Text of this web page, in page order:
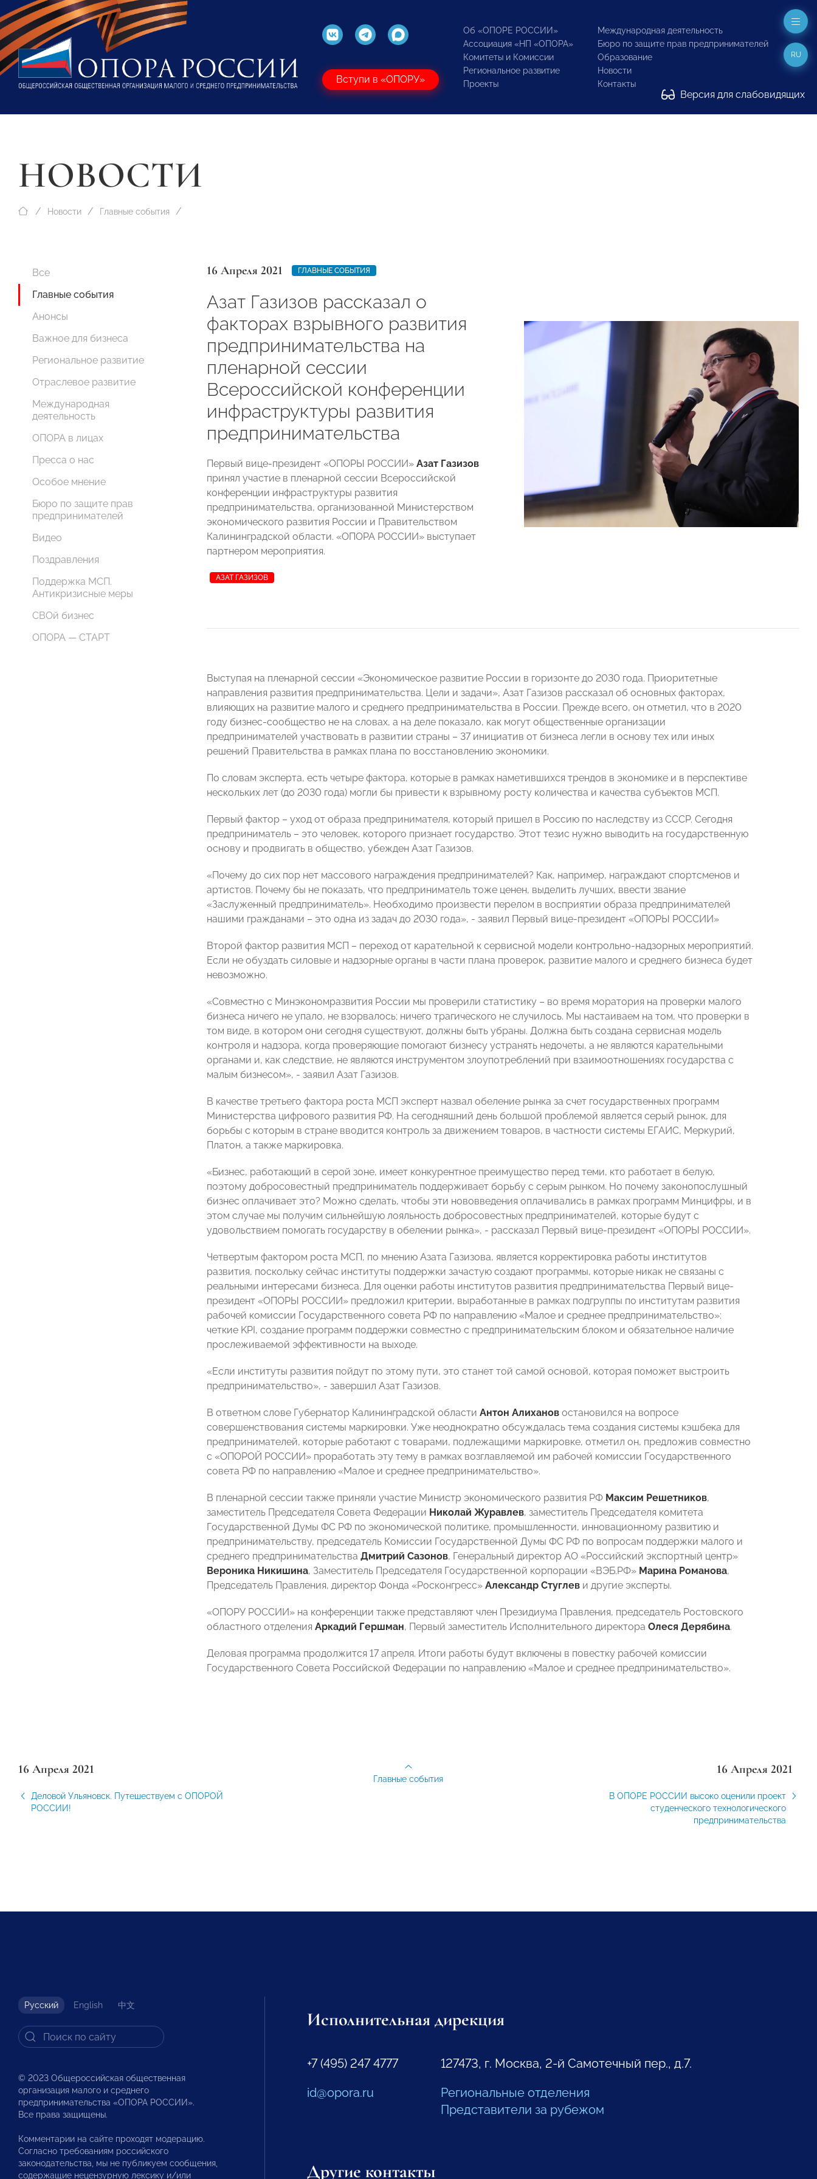
Вступи в «ОПОРУ»
Об «ОПОРЕ РОССИИ»
Ассоциация «НП «ОПОРА»
Комитеты и Комиссии
Региональное развитие
Проекты
Международная деятельность
Бюро по защите прав предпринимателей
Образование
Новости
Контакты
Версия для слабовидящих
RU
НОВОСТИ
Новости Главные события
Все
Главные события
Анонсы
Важное для бизнеса
Региональное развитие
Отраслевое развитие
Международная
деятельность
ОПОРА в лицах
Пресса о нас
Особое мнение
Бюро по защите прав
предпринимателей
Видео
Поздравления
Поддержка МСП.
Антикризисные меры
СВОй бизнес
ОПОРА — СТАРТ
16 Апреля 2021 ГЛАВНЫЕ СОБЫТИЯ
Азат Газизов рассказал о
факторах взрывного развития
предпринимательства на
пленарной сессии
Всероссийской конференции
инфраструктуры развития
предпринимательства
Первый вице-президент «ОПОРЫ РОССИИ» Азат Газизов
принял участие в пленарной сессии Всероссийской
конференции инфраструктуры развития
предпринимательства, организованной Министерством
экономического развития России и Правительством
Калининградской области. «ОПОРА РОССИИ» выступает
партнером мероприятия.
АЗАТ ГАЗИЗОВ
Выступая на пленарной сессии «Экономическое развитие России в горизонте до 2030 года. Приоритетные
направления развития предпринимательства. Цели и задачи», Азат Газизов рассказал об основных факторах,
влияющих на развитие малого и среднего предпринимательства в России. Прежде всего, он отметил, что в 2020
году бизнес-сообщество не на словах, а на деле показало, как могут общественные организации
предпринимателей участвовать в развитии страны – 37 инициатив от бизнеса легли в основу тех или иных
решений Правительства в рамках плана по восстановлению экономики.
По словам эксперта, есть четыре фактора, которые в рамках наметившихся трендов в экономике и в перспективе
нескольких лет (до 2030 года) могли бы привести к взрывному росту количества и качества субъектов МСП.
Первый фактор – уход от образа предпринимателя, который пришел в Россию по наследству из СССР. Сегодня
предприниматель – это человек, которого признает государство. Этот тезис нужно выводить на государственную
основу и продвигать в общество, убежден Азат Газизов.
«Почему до сих пор нет массового награждения предпринимателей? Как, например, награждают спортсменов и
артистов. Почему бы не показать, что предприниматель тоже ценен, выделить лучших, ввести звание
«Заслуженный предприниматель». Необходимо произвести перелом в восприятии образа предпринимателей
нашими гражданами – это одна из задач до 2030 года», - заявил Первый вице-президент «ОПОРЫ РОССИИ»
Второй фактор развития МСП – переход от карательной к сервисной модели контрольно-надзорных мероприятий.
Если не обуздать силовые и надзорные органы в части плана проверок, развитие малого и среднего бизнеса будет
невозможно.
«Совместно с Минэкономразвития России мы проверили статистику – во время моратория на проверки малого
бизнеса ничего не упало, не взорвалось; ничего трагического не случилось. Мы настаиваем на том, что проверки в
том виде, в котором они сегодня существуют, должны быть убраны. Должна быть создана сервисная модель
контроля и надзора, когда проверяющие помогают бизнесу устранять недочеты, а не являются карательными
органами и, как следствие, не являются инструментом злоупотреблений при взаимоотношениях государства с
малым бизнесом», - заявил Азат Газизов.
В качестве третьего фактора роста МСП эксперт назвал обеление рынка за счет государственных программ
Министерства цифрового развития РФ. На сегодняшний день большой проблемой является серый рынок, для
борьбы с которым в стране вводится контроль за движением товаров, в частности системы ЕГАИС, Меркурий,
Платон, а также маркировка.
«Бизнес, работающий в серой зоне, имеет конкурентное преимущество перед теми, кто работает в белую,
поэтому добросовестный предприниматель поддерживает борьбу с серым рынком. Но почему законопослушный
бизнес оплачивает это? Можно сделать, чтобы эти нововведения оплачивались в рамках программ Минцифры, и в
этом случае мы получим сильнейшую лояльность добросовестных предпринимателей, которые будут с
удовольствием помогать государству в обелении рынка», - рассказал Первый вице-президент «ОПОРЫ РОССИИ».
Четвертым фактором роста МСП, по мнению Азата Газизова, является корректировка работы институтов
развития, поскольку сейчас институты поддержки зачастую создают программы, которые никак не связаны с
реальными интересами бизнеса. Для оценки работы институтов развития предпринимательства Первый вице-
президент «ОПОРЫ РОССИИ» предложил критерии, выработанные в рамках подгруппы по институтам развития
рабочей комиссии Государственного совета РФ по направлению «Малое и среднее предпринимательство»:
четкие KPI, создание программ поддержки совместно с предпринимательским блоком и обязательное наличие
прослеживаемой эффективности на выходе.
«Если институты развития пойдут по этому пути, это станет той самой основой, которая поможет выстроить
предпринимательство», - завершил Азат Газизов.
В ответном слове Губернатор Калининградской области Антон Алиханов остановился на вопросе
совершенствования системы маркировки. Уже неоднократно обсуждалась тема создания системы кэшбека для
предпринимателей, которые работают с товарами, подлежащими маркировке, отметил он, предложив совместно
с «ОПОРОЙ РОССИИ» проработать эту тему в рамках возглавляемой им рабочей комиссии Государственного
совета РФ по направлению «Малое и среднее предпринимательство».
В пленарной сессии также приняли участие Министр экономического развития РФ Максим Решетников,
заместитель Председателя Совета Федерации Николай Журавлев, заместитель Председателя комитета
Государственной Думы ФС РФ по экономической политике, промышленности, инновационному развитию и
предпринимательству, председатель Комиссии Государственной Думы ФС РФ по вопросам поддержки малого и
среднего предпринимательства Дмитрий Сазонов, Генеральный директор АО «Российский экспортный центр»
Вероника Никишина, Заместитель Председателя Государственной корпорации «ВЭБ.РФ» Марина Романова,
Председатель Правления, директор Фонда «Росконгресс» Александр Стуглев и другие эксперты.
«ОПОРУ РОССИИ» на конференции также представляют член Президиума Правления, председатель Ростовского
областного отделения Аркадий Гершман, Первый заместитель Исполнительного директора Олеся Дерябина.
Деловая программа продолжится 17 апреля. Итоги работы будут включены в повестку рабочей комиссии
Государственного Совета Российской Федерации по направлению «Малое и среднее предпринимательство».
16 Апреля 2021
Деловой Ульяновск. Путешествуем с ОПОРОЙ
РОССИИ!
16 Апреля 2021
В ОПОРЕ РОССИИ высоко оценили проект
студенческого технологического
предпринимательства
Главные события
Русский English 中文
© 2023 Общероссийская общественная
организация малого и среднего
предпринимательства «ОПОРА РОССИИ».
Все права защищены.
Комментарии на сайте проходят модерацию.
Согласно требованиям российского
законодательства, мы не публикуем сообщения,
содержащие нецензурную лексику и/или
Исполнительная дирекция
+7 (495) 247 4777
id@opora.ru
127473, г. Москва, 2-й Самотечный пер., д.7.
Региональные отделения
Представители за рубежом
Другие контакты